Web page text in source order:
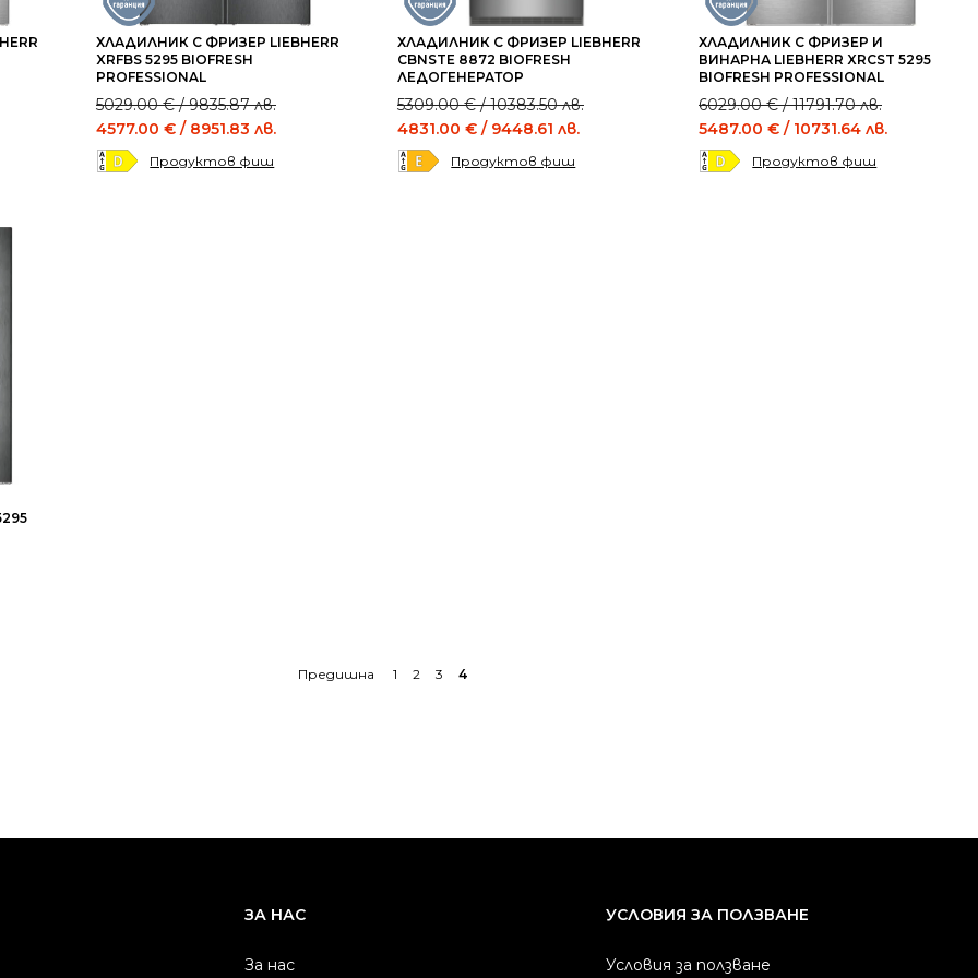
ХЛАДИЛНИК С ФРИЗЕР LIEBHERR
XRFBS 5295 BIOFRESH
PROFESSIONAL
5029.00€/ 9835.87 лв.
Original
price
was:
5029.00 €
4577.00 € / 8951.83 лв.
Current
price
is:
4577.00 €
Продуктов фиш
ХЛАДИЛНИК С ФРИЗЕР LIEBHERR
CBNSTE 8872 BIOFRESH
ЛЕДОГЕНЕРАТОР
5309.00€/ 10383.50 лв.
Original
price
was:
5309.00 €
4831.00 € / 9448.61 лв.
Current
price
is:
4831.00 €
Продуктов фиш
ХЛАДИЛНИК С ФРИЗЕР И
ВИНАРНА LIEBHERR XRCST 5295
BIOFRESH PROFESSIONAL
6029.00€/ 11791.70 лв.
Original
price
was:
6029.00 €
5487.00 € / 10731.64 лв.
Current
price
is:
5487.00 €
Продуктов фиш
1 2 3 4
ЗА НАС
За нас
УСЛОВИЯ ЗА ПОЛЗВАНЕ
Условия за ползване